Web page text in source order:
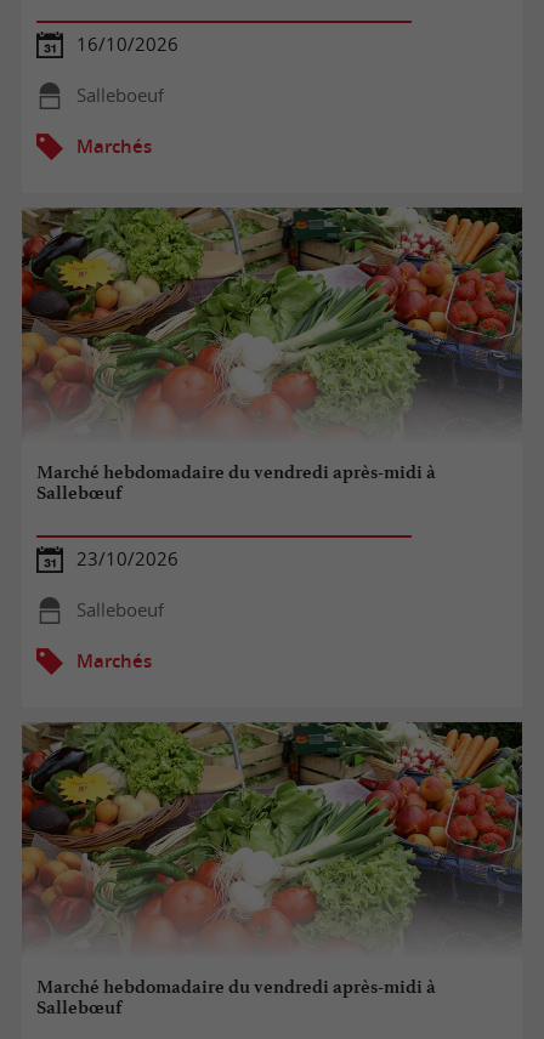
16/10/2026
Salleboeuf
Marchés
Marché hebdomadaire du vendredi après-midi à
Sallebœuf
23/10/2026
Salleboeuf
Marchés
Marché hebdomadaire du vendredi après-midi à
Sallebœuf